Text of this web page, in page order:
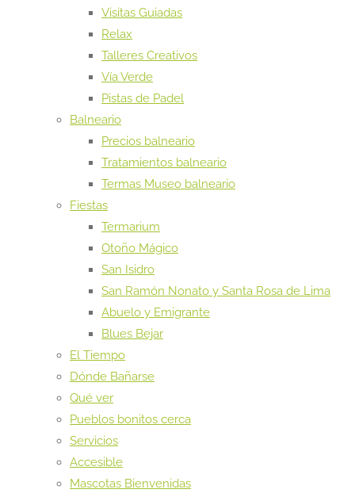
Visitas Guiadas
Relax
Talleres Creativos
Vía Verde
Pistas de Padel
Balneario
Precios balneario
Tratamientos balneario
Termas Museo balneario
Fiestas
Termarium
Otoño Mágico
San Isidro
San Ramón Nonato y Santa Rosa de Lima
Abuelo y Emigrante
Blues Bejar
El Tiempo
Dónde Bañarse
Qué ver
Pueblos bonitos cerca
Servicios
Accesible
Mascotas Bienvenidas